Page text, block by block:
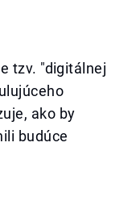
tzv. "digitálnej
ako by
budúce